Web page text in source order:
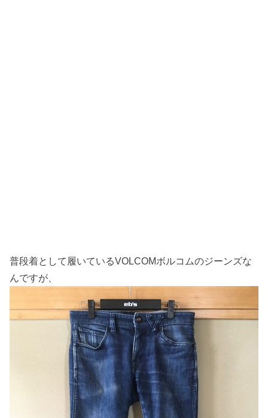
普段着として履いているVOLCOMボルコムのジーンズな
んですが、